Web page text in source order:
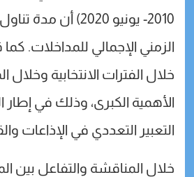
الزمني الإجمالي للمداخلات.
خلال الفترات الانتخابية
الأهمية الكبرى، وذلك في
التعبير التعددي في الإذاعات
خلال المناقشة والتفاعل بين